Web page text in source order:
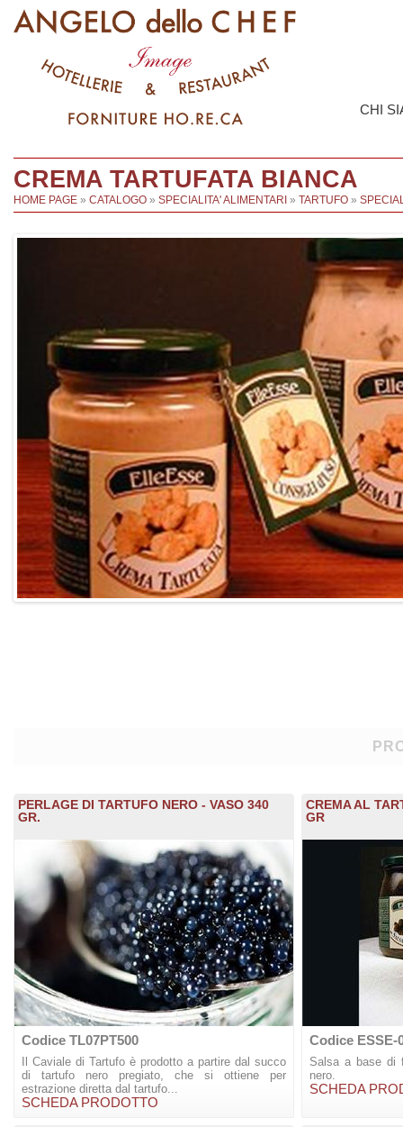
CHI
CREMA TARTUFATA BIANCA
HOME PAGE » CATALOGO » SPECIALITA' ALIMENTARI » TARTUFO »
PERLAGE DI TARTUFO NERO - VASO 340
GR.
Codice TL07PT500
Il Caviale di Tartufo è prodotto a partire dal succo
di tartufo nero pregiato, che si ottiene per
estrazione diretta dal tartufo...
SCHEDA PRODOTTO
CREMA AL
GR
Codice ESSE-
Salsa a base di
nero.
SCHEDA